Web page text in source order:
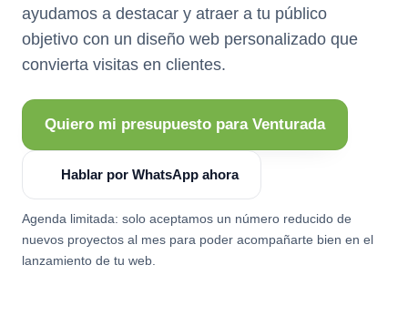
ayudamos a destacar y atraer a tu público
objetivo con un diseño web personalizado que
convierta visitas en clientes.
Quiero mi presupuesto para Venturada
Hablar por WhatsApp ahora
Agenda limitada: solo aceptamos un número reducido de
nuevos proyectos al mes para poder acompañarte bien en el
lanzamiento de tu web.